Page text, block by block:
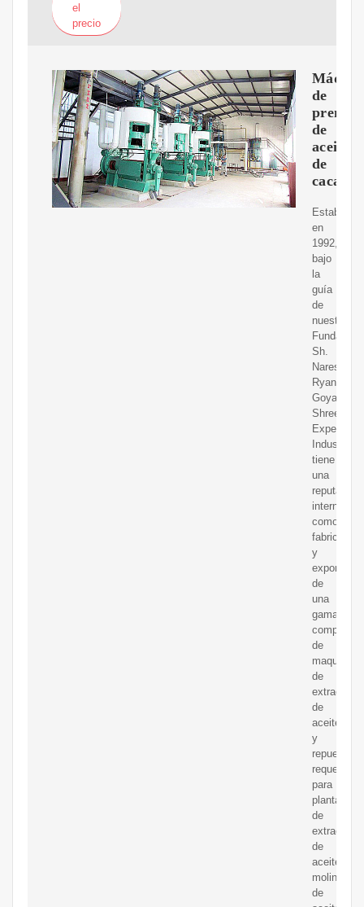
el
precio
de
de
aceite
de
en
1992,
bajo
la
guía
de
nuestro
Fundador
Sh.
Naresh
Ryan
Goyal,
Shreeji
Expeller
Industries
tiene
una
reputación
como
fabricante
y
exportador
de
una
gama
completa
de
maquinaria
de
extracción
de
aceite
y
repuestos,
requerida
para
plantas
de
extracción
de
aceite,
molinos
de